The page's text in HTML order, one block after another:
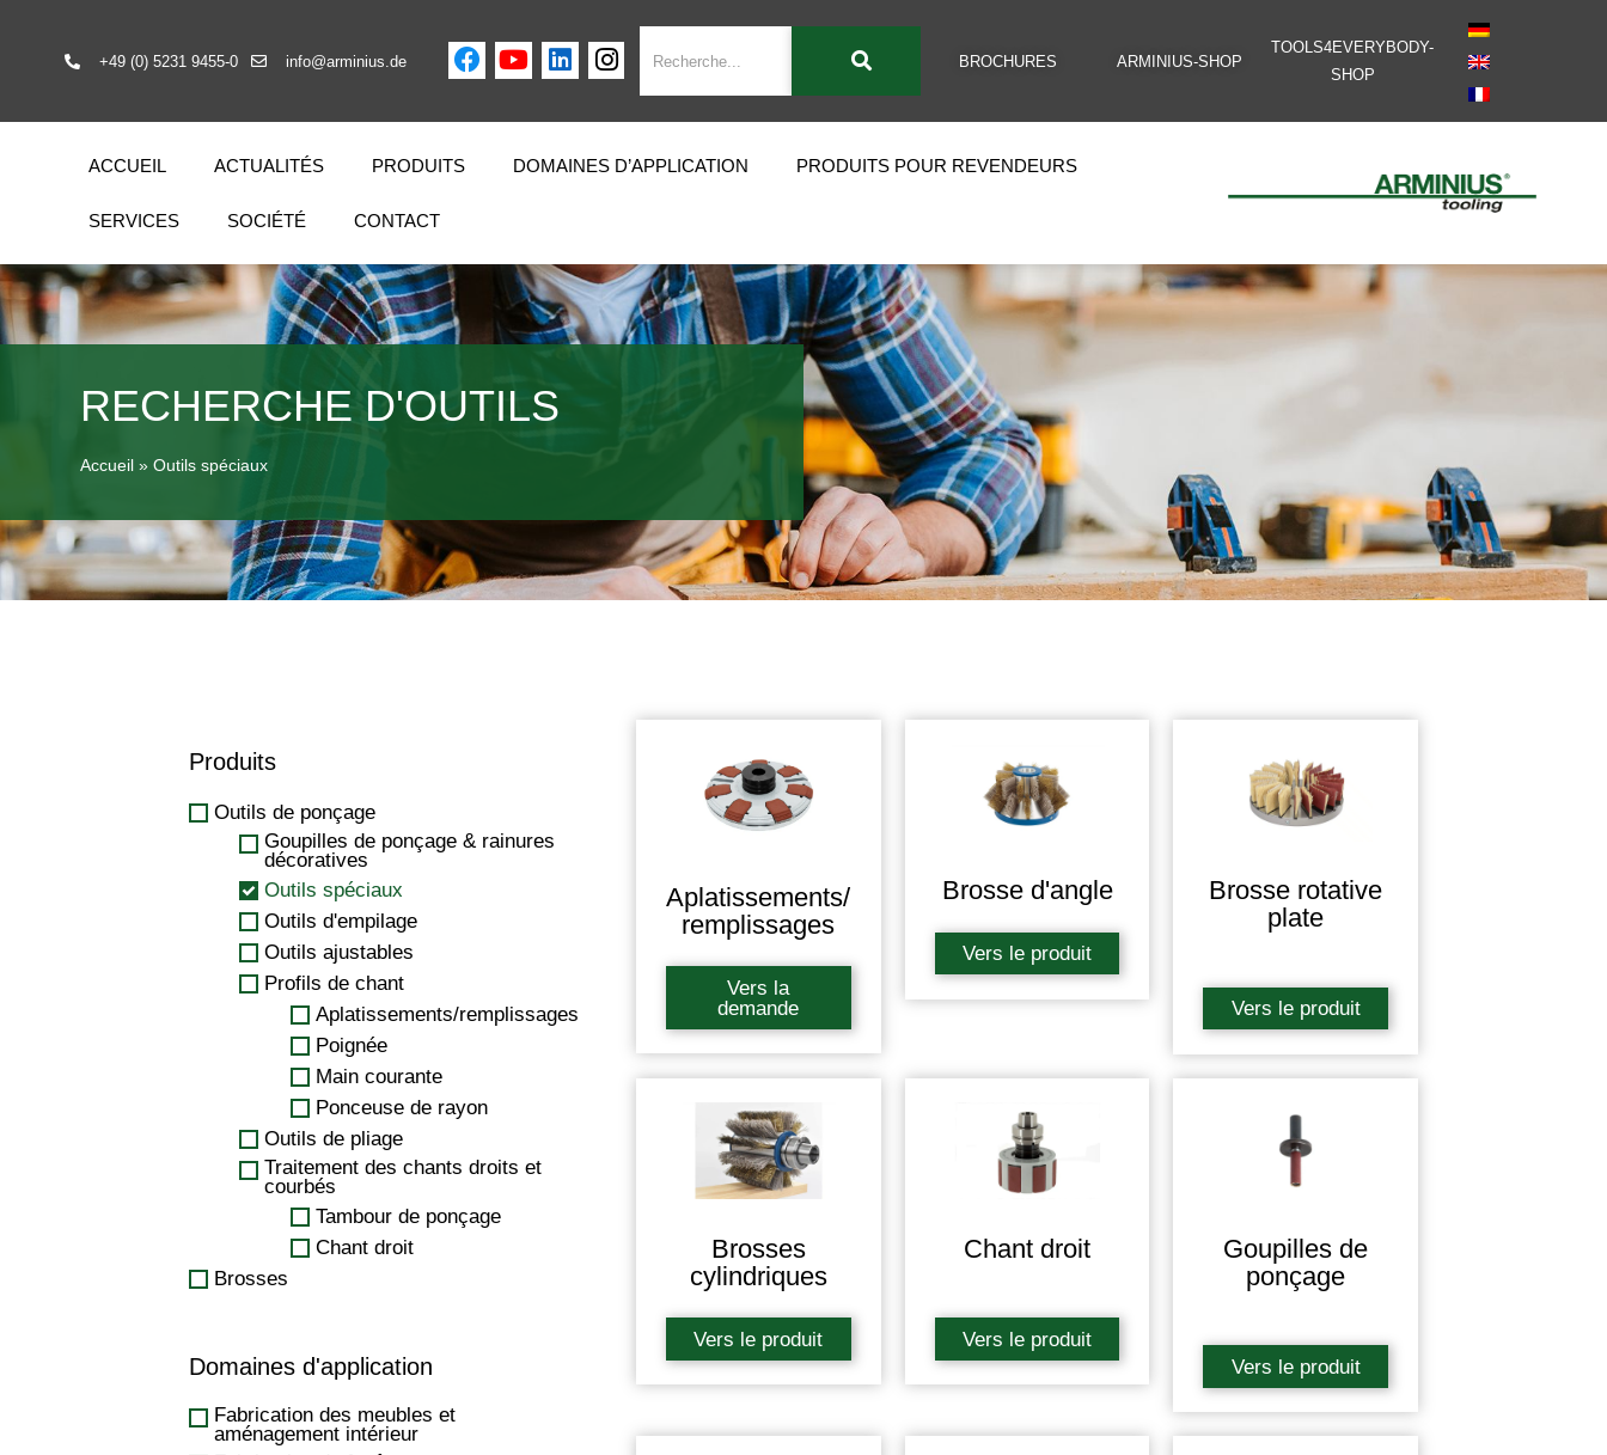
+49 (0) 5231 9455-0 info@arminius.de BROCHURES ARMINIUS-SHOP
TOOLS4EVERYBODY-
SHOP
ACCUEIL ACTUALITÉS PRODUITS DOMAINES D’APPLICATION PRODUITS POUR REVENDEURS
SERVICES SOCIÉTÉ CONTACT
RECHERCHE D'OUTILS
Accueil »Outils spéciaux
Produits
Outils de ponçage
Goupilles de ponçage & rainures
décoratives
Outils spéciaux
Outils d'empilage
Outils ajustables
Profils de chant
Aplatissements/remplissages
Poignée
Main courante
Ponceuse de rayon
Outils de pliage
Traitement des chants droits et
courbés
Tambour de ponçage
Chant droit
Brosses
Domaines d'application
Fabrication des meubles et
aménagement intérieur
Aplatissements/
remplissages
Vers la
demande
Brosse d'angle
Vers le produit
Brosse rotative
plate
Vers le produit
Brosses
cylindriques
Vers le produit
Chant droit
Vers le produit
Goupilles de
ponçage
Vers le produit